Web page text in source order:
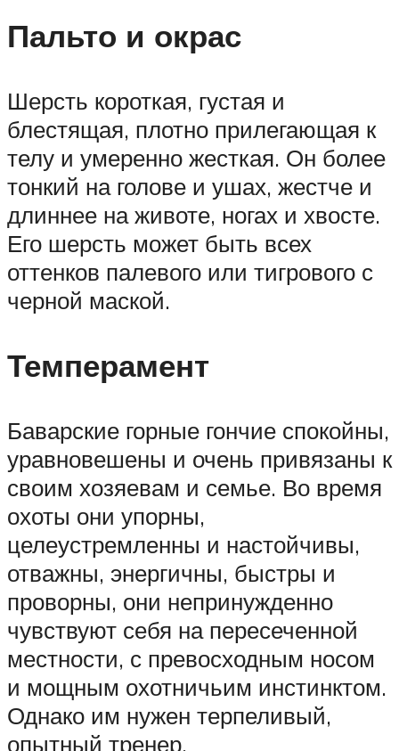
Пальто и окрас
Шерсть короткая, густая и
блестящая, плотно прилегающая к
телу и умеренно жесткая. Он более
тонкий на голове и ушах, жестче и
длиннее на животе, ногах и хвосте.
Его шерсть может быть всех
оттенков палевого или тигрового с
черной маской.
Темперамент
Баварские горные гончие спокойны,
уравновешены и очень привязаны к
своим хозяевам и семье. Во время
охоты они упорны,
целеустремленны и настойчивы,
отважны, энергичны, быстры и
проворны, они непринужденно
чувствуют себя на пересеченной
местности, с превосходным носом
и мощным охотничьим инстинктом.
Однако им нужен терпеливый,
опытный тренер.